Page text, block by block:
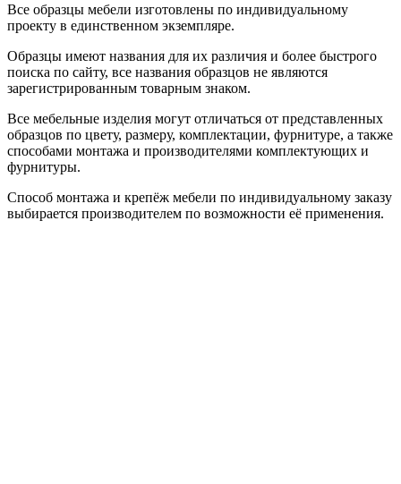
Все образцы мебели изготовлены по индивидуальному
проекту в единственном экземпляре.
Образцы имеют названия для их различия и более быстрого
поиска по сайту, все названия образцов не являются
зарегистрированным товарным знаком.
Все мебельные изделия могут отличаться от представленных
образцов по цвету, размеру, комплектации, фурнитуре, а также
способами монтажа и производителями комплектующих и
фурнитуры.
Способ монтажа и крепёж мебели по индивидуальному заказу
выбирается производителем по возможности её применения.